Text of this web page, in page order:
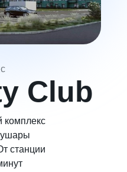
станции
Club